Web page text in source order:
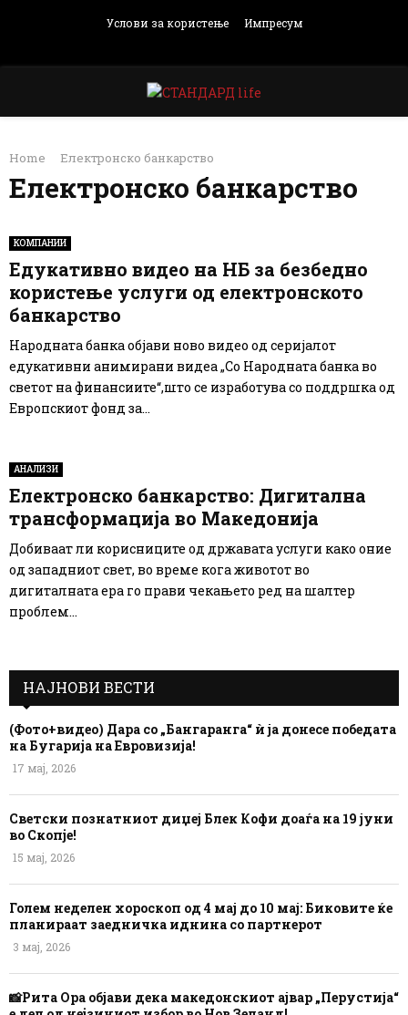
Услови за користење Импресум
PRIMARY
MENU
Home Електронско банкарство
Електронско банкарство
КОМПАНИИ
Едукативно видео на НБ за безбедно
користење услуги од електронското
банкарство
Народната банка објави ново видео од серијалот
едукативни анимирани видеа „Со Народната банка во
светот на финансиите“,што се изработува со поддршка од
Европскиот фонд за...
АНАЛИЗИ
Електронско банкарство: Дигитална
трансформација во Македонија
Добиваат ли корисниците од државата услуги како оние
од западниот свет, во време кога животот во
дигиталната ера го прави чекањето ред на шалтер
проблем...
НАЈНОВИ ВЕСТИ
(Фото+видео) Дара со „Бангаранга“ ѝ ја донесе победата
на Бугарија на Евровизија!
17 мај, 2026
Светски познатниот диџеј Блек Кофи доаѓа на 19 јуни
во Скопје!
15 мај, 2026
Голем неделен хороскоп од 4 мај до 10 мај: Биковите ќе
планираат заедничка иднина со партнерот
3 мај, 2026
📸Рита Ора објави дека македонскиот ајвар „Перустија“